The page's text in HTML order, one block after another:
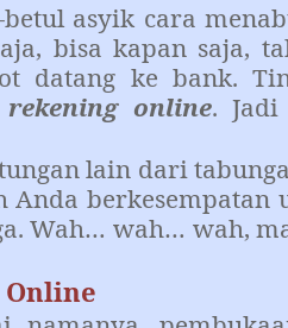
betul asyik cara
bisa kapan saja,
datang ke bank.
rekening online.
lain dari
Anda
Wah… wah… wah,